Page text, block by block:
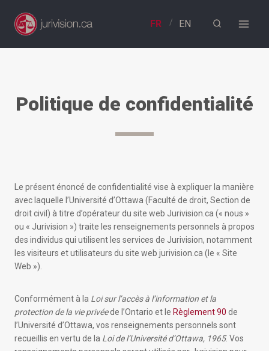
contenu
Politique de confidentialité
Le présent énoncé de confidentialité vise à expliquer la manière
avec laquelle l’Université d’Ottawa (Faculté de droit, Section de
droit civil) à titre d’opérateur du site web Jurivision.ca (« nous »
ou « Jurivision ») traite les renseignements personnels à propos
des individus qui utilisent les services de Jurivision, notamment
les visiteurs et utilisateurs du site web jurivision.ca (le « Site
Web »).
Conformément à la Loi sur l’accès à l’information et la
protection de la vie privéede l’Ontario et le Règlement 90 de
l’Université d’Ottawa, vos renseignements personnels sont
recueillis en vertu de la Loi de l’Université d’Ottawa, 1965. Vos